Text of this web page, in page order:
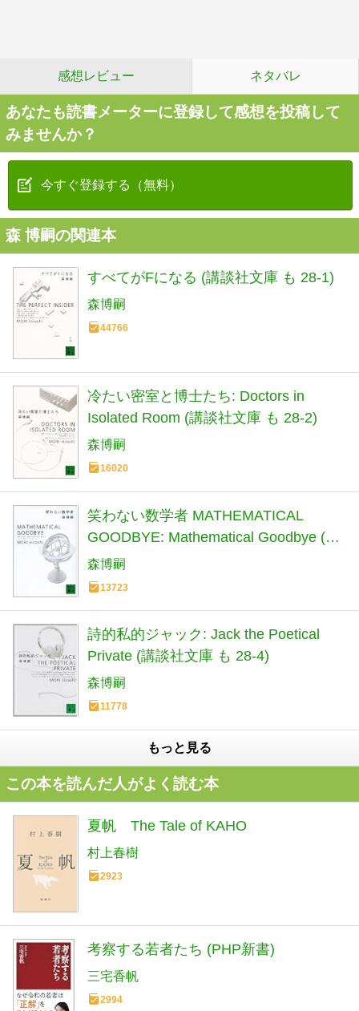
感想レビュー ネタバレ
あなたも読書メーターに登録して感想を投稿して
みませんか？
今すぐ登録する（無料）
森 博嗣の関連本
すべてがFになる (講談社文庫 も 28-1)
森博嗣
44766
冷たい密室と博士たち: Doctors in
Isolated Room (講談社文庫 も 28-2)
森博嗣
16020
笑わない数学者 MATHEMATICAL
GOODBYE: Mathematical Goodbye (講
談社文庫 も 28-3)
森博嗣
13723
詩的私的ジャック: Jack the Poetical
Private (講談社文庫 も 28-4)
森博嗣
11778
もっと見る
この本を読んだ人がよく読む本
夏帆 The Tale of KAHO
村上春樹
2923
考察する若者たち (PHP新書)
三宅香帆
2994